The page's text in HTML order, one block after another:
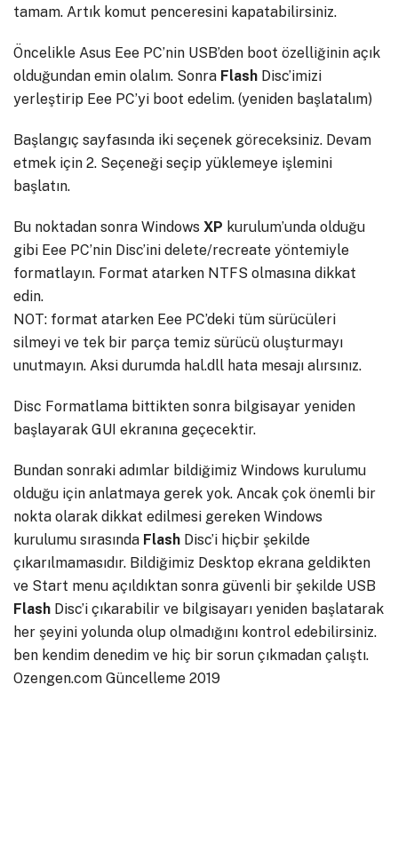
tamam. Artık komut penceresini kapatabilirsiniz.
Öncelikle Asus Eee PC’nin USB’den boot özelliğinin açık
olduğundan emin olalım. Sonra Flash Disc’imizi
yerleştirip Eee PC’yi boot edelim. (yeniden başlatalım)
Başlangıç sayfasında iki seçenek göreceksiniz. Devam
etmek için 2. Seçeneği seçip yüklemeye işlemini
başlatın.
Bu noktadan sonra Windows XP kurulum’unda olduğu
gibi Eee PC’nin Disc’ini delete/recreate yöntemiyle
formatlayın. Format atarken NTFS olmasına dikkat
edin.
NOT: format atarken Eee PC’deki tüm sürücüleri
silmeyi ve tek bir parça temiz sürücü oluşturmayı
unutmayın. Aksi durumda hal.dll hata mesajı alırsınız.
Disc Formatlama bittikten sonra bilgisayar yeniden
başlayarak GUI ekranına geçecektir.
Bundan sonraki adımlar bildiğimiz Windows kurulumu
olduğu için anlatmaya gerek yok. Ancak çok önemli bir
nokta olarak dikkat edilmesi gereken Windows
kurulumu sırasında Flash Disc’i hiçbir şekilde
çıkarılmamasıdır. Bildiğimiz Desktop ekrana geldikten
ve Start menu açıldıktan sonra güvenli bir şekilde USB
Flash Disc’i çıkarabilir ve bilgisayarı yeniden başlatarak
her şeyini yolunda olup olmadığını kontrol edebilirsiniz.
ben kendim denedim ve hiç bir sorun çıkmadan çalıştı.
Ozengen.com Güncelleme 2019